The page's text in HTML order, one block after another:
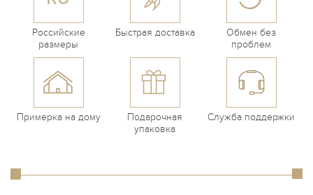
Российские
размеры
Быстрая доставка
Обмен без
проблем
Примерка на дому
Подарочная
упаковка
Служба поддержки